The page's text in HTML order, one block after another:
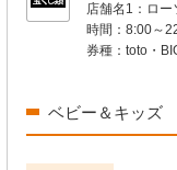
店舗名1： ロー
時間： 8:00～
券種： toto・
ベビー＆キッズ